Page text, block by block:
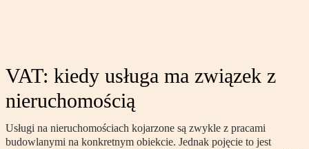
VAT: kiedy usługa ma związek z
nieruchomością
Usługi na nieruchomościach kojarzone są zwykle z pracami
budowlanymi na konkretnym obiekcie. Jednak pojęcie to jest